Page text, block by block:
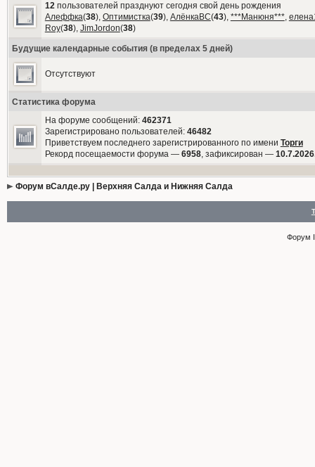
12пользователей празднуют сегодня свой день рождения
Алеффка(38), Оптимистка(39), АлёнкаВС(43), ***Манюня***,
Roy(38), JimJordon(38)
Будущие календарные события (в пределах 5 дней)
Отсутствуют
Статистика форума
На форуме сообщений: 462371
Зарегистрировано пользователей: 46482
Приветствуем последнего зарегистрированного по имени Торги
Рекорд посещаемости форума — 6958, зафиксирован —
Форум вСалде.ру | Верхняя Салда и Нижняя Салда
Форум